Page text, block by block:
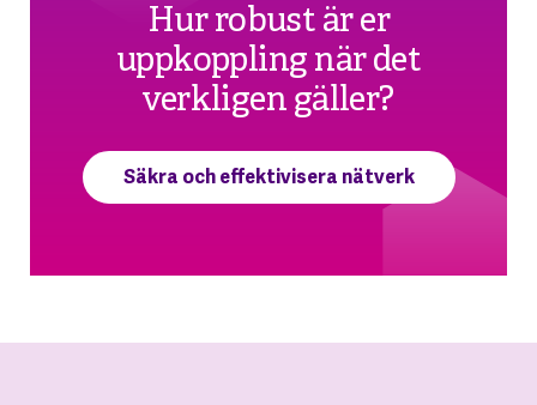
Hur robust är er
uppkoppling när det
verkligen gäller?
Säkra och effektivisera nätverk